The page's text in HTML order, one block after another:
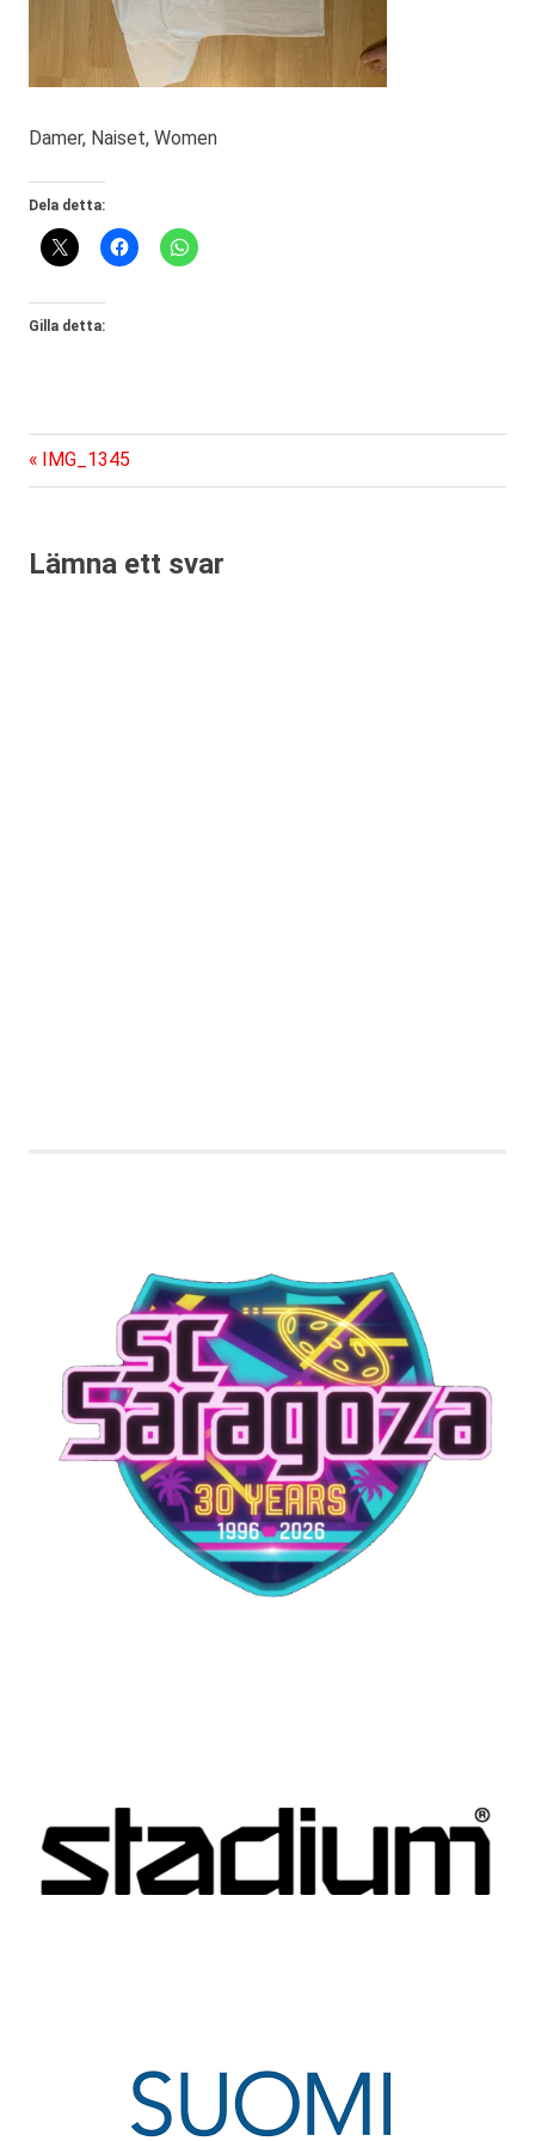
Damer, Naiset, Women
Dela detta:
Gilla detta:
Inläggsnavigering
Föregående
inlägg:
IMG_1345
Lämna ett svar